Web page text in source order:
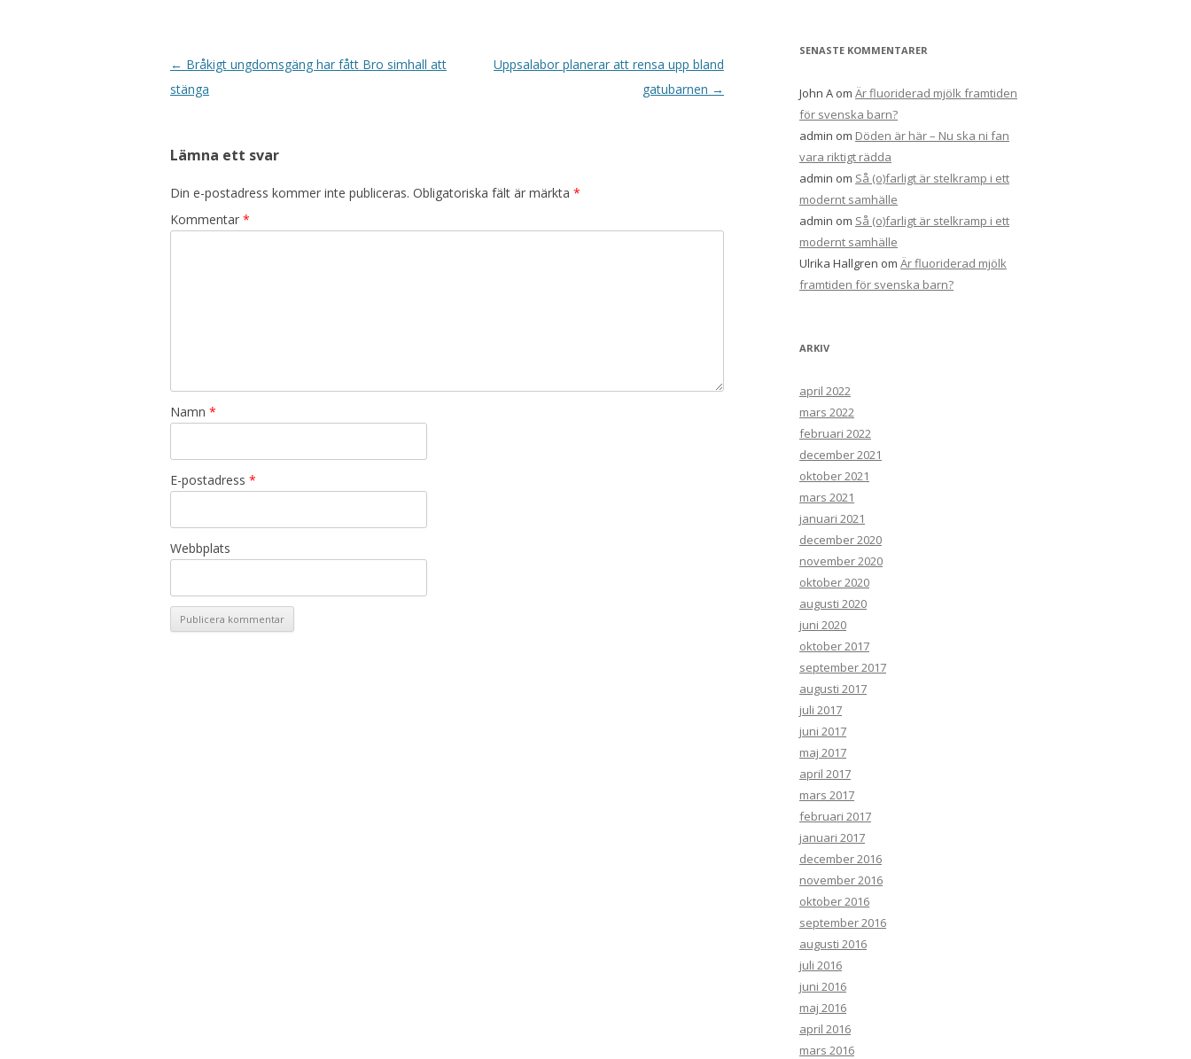
Inläggsnavigering
← Bråkigt ungdomsgäng har fått Bro simhall att
stänga
Uppsalabor planerar att rensa upp bland
gatubarnen →
Lämna ett svar
Din e-postadress kommer inte publiceras. Obligatoriska fält är märkta *
Kommentar *
Namn *
E-postadress *
Webbplats
SENASTE KOMMENTARER
John A om Är fluoriderad mjölk framtiden
för svenska barn?
admin om Döden är här – Nu ska ni fan
vara riktigt rädda
admin om Så (o)farligt är stelkramp i ett
modernt samhälle
admin om Så (o)farligt är stelkramp i ett
modernt samhälle
Ulrika Hallgren om Är fluoriderad mjölk
framtiden för svenska barn?
ARKIV
april 2022
mars 2022
februari 2022
december 2021
oktober 2021
mars 2021
januari 2021
december 2020
november 2020
oktober 2020
augusti 2020
juni 2020
oktober 2017
september 2017
augusti 2017
juli 2017
juni 2017
maj 2017
april 2017
mars 2017
februari 2017
januari 2017
december 2016
november 2016
oktober 2016
september 2016
augusti 2016
juli 2016
juni 2016
maj 2016
april 2016
mars 2016